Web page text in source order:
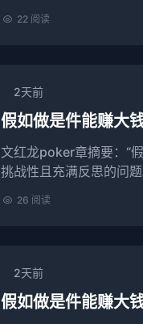
国乒主教练马琳对阵容
22 阅读
2天前
假如做是件能赚大
文红龙poker章摘要：“
挑战性且充满反思的问
人们普遍选...
26 阅读
2天前
假如做是件能赚大